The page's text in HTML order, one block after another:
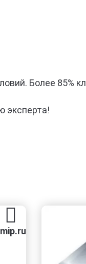
Более 85%
эксперта!